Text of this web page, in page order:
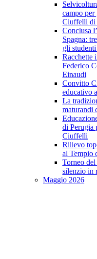
campo
Ciuffelli di
Conclusa
Spagna:
gli
Racchette
Federico
Einaudi
Convitto
educativo
La
maturandi
di Perugia
Ciuffelli
Rilievo
al Tempio
Torneo
silenzio in
Maggio 2026